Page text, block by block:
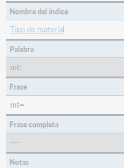
Nombre del índice
Tipo de material
Palabra
mt:
Frase
mt=
Frase completa
---
Notas